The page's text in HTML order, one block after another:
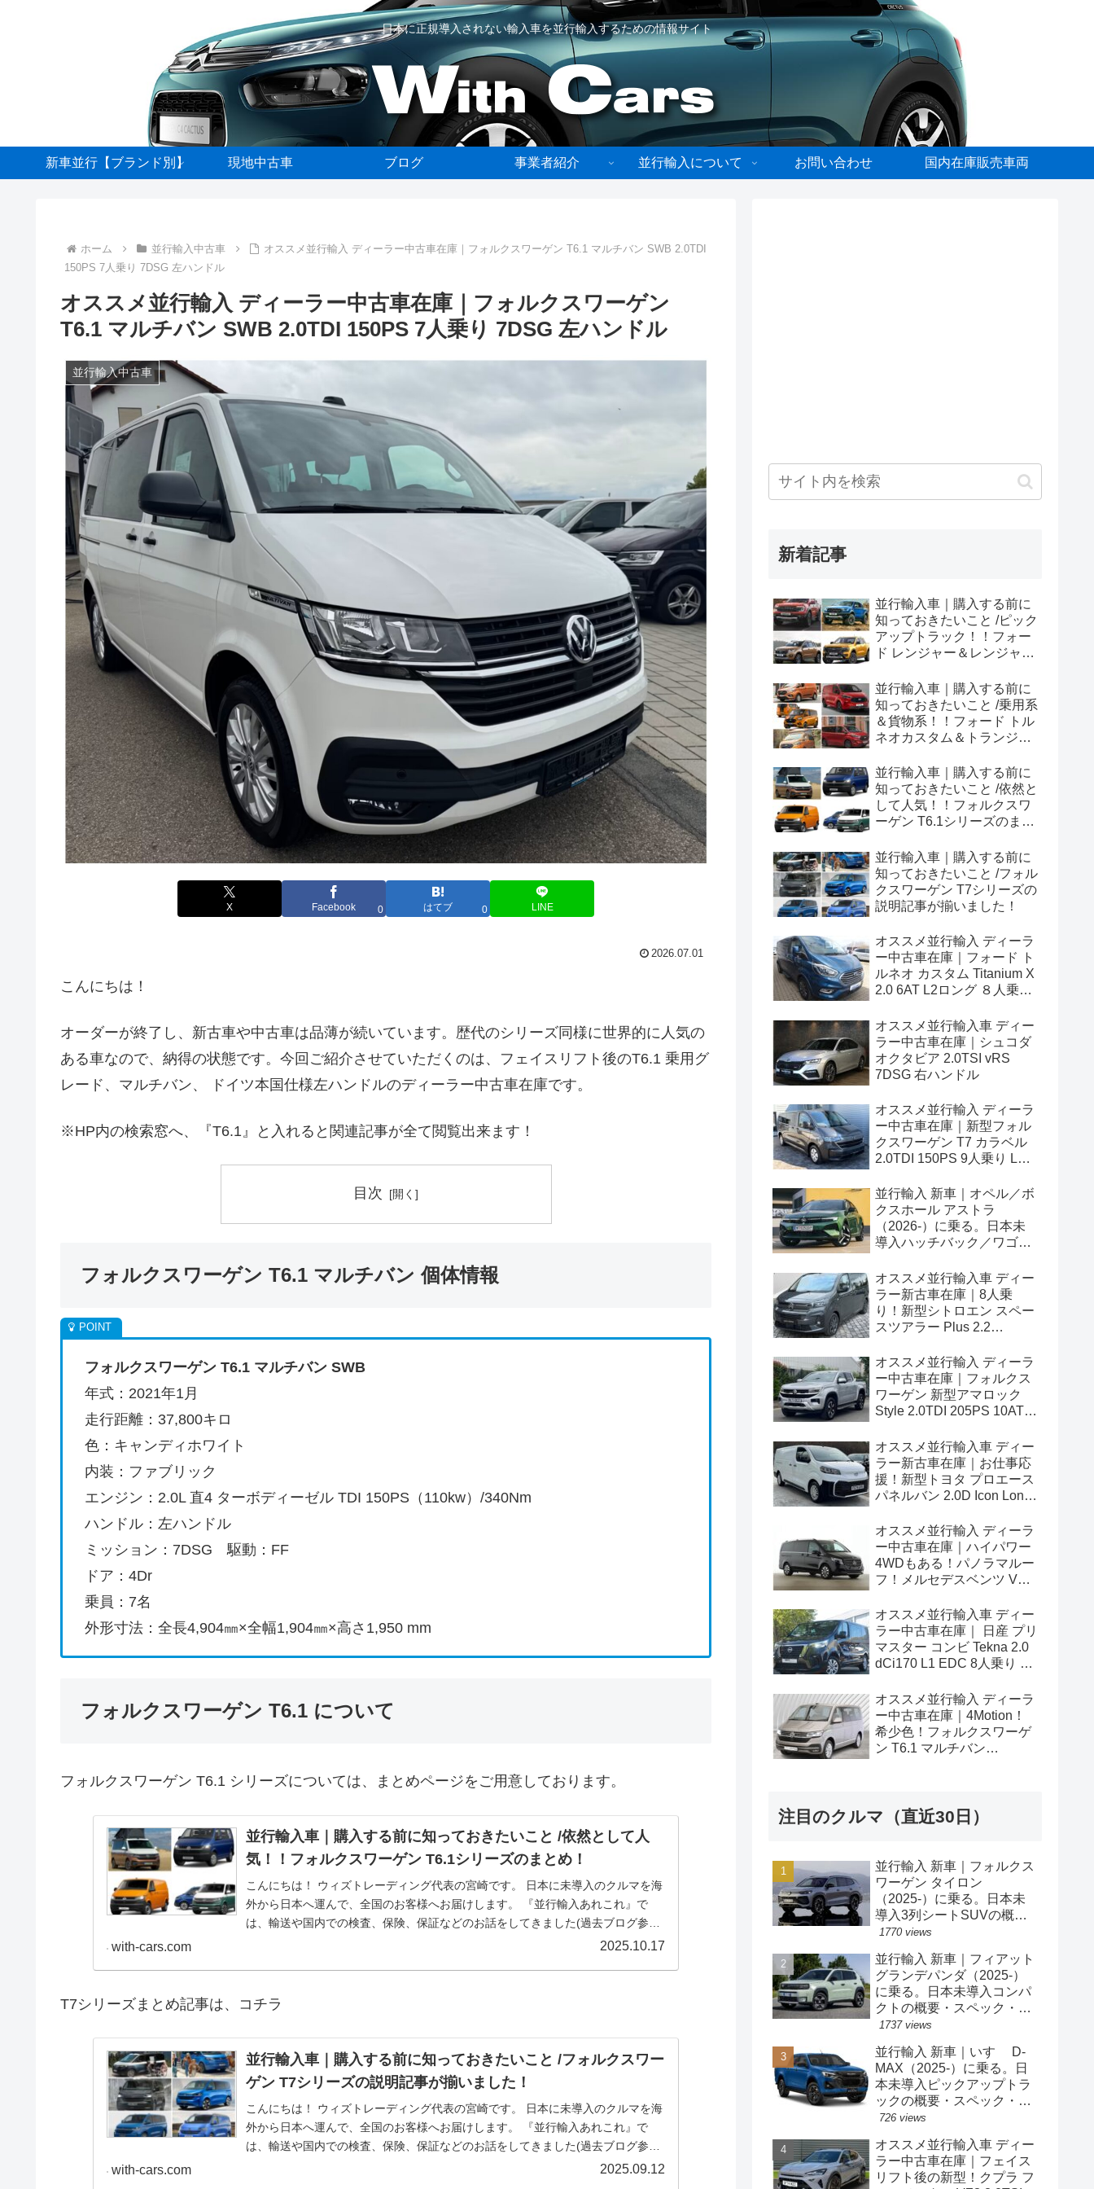
日本に正規導入されない輸入車を並行輸入するための情報サイト
新車並行【ブランド別】 現地中古車 ブログ 事業者紹介 並行輸入について お問い合わせ 国内在庫販売車両
ホーム 並行輸入中古車
オススメ並行輸入 ディーラー中古車在庫｜フォルクスワーゲン T6.1 マルチバン SWB 2.0TDI
150PS 7人乗り 7DSG 左ハンドル
オススメ並行輸入 ディーラー中古車在庫｜フォルクスワーゲン
T6.1 マルチバン SWB 2.0TDI 150PS 7人乗り 7DSG 左ハンドル
並行輸入中古車
X Facebook 0 はてブ 0 LINE
2026.07.01
こんにちは！
オーダーが終了し、新古車や中古車は品薄が続いています。歴代のシリーズ同様に世界的に人気の
ある車なので、納得の状態です。今回ご紹介させていただくのは、フェイスリフト後のT6.1 乗用グ
レード、マルチバン、 ドイツ本国仕様左ハンドルのディーラー中古車在庫です。
※HP内の検索窓へ、『T6.1』と入れると関連記事が全て閲覧出来ます！
目次
フォルクスワーゲン T6.1 マルチバン 個体情報
フォルクスワーゲン T6.1 マルチバン SWB
年式：2021年1月
走行距離：37,800キロ
色：キャンディホワイト
内装：ファブリック
エンジン：2.0L 直4 ターボディーゼル TDI 150PS（110kw）/340Nm
ハンドル：左ハンドル
ミッション：7DSG 駆動：FF
ドア：4Dr
乗員：7名
外形寸法：全長4,904㎜×全幅1,904㎜×高さ1,950 mm
フォルクスワーゲン T6.1 について
フォルクスワーゲン T6.1 シリーズについては、まとめページをご用意しております。
並行輸入車｜購入する前に知っておきたいこと /依然として人
気！！フォルクスワーゲン T6.1シリーズのまとめ！
こんにちは！ ウィズトレーディング代表の宮崎です。 日本に未導入のクルマを海
外から日本へ運んで、全国のお客様へお届けします。 『並行輸入あれこれ』で
は、輸送や国内での検査、保険、保証などのお話をしてきました(過去ブログ参
照)。今回は、並行輸入車｜購入する前に知っておきたいこと /依然として人
商用車開発の提携により生み出された一台として、市場で大きく注目されていま
根強い人気があり、ウィズトレーディングでも数多くの取り扱い実績がある一台
です。 T6の発売から長きに渡って製造販売されたT6.1シリーズ、デザイン、機
能、使い勝手と完成度の高いモデルに世界的な人気が今なお続いているのも頷け
ます。ウィズトレーディング（ウィズカーズ）でも豊富なバリエーションの殆ど
を輸入販売してまいりました。
with-cars.com 2025.10.17
T7シリーズまとめ記事は、コチラ
並行輸入車｜購入する前に知っておきたいこと /フォルクスワー
ゲン T7シリーズの説明記事が揃いました！
こんにちは！ ウィズトレーディング代表の宮崎です。 日本に未導入のクルマを海
外から日本へ運んで、全国のお客様へお届けします。 『並行輸入あれこれ』で
は、輸送や国内での検査、保険、保証などのお話をしてきました(過去ブログ参
照)。今回は、並行輸入車｜購入する前に知っておきたいこと /フォルクスワーゲ
with-cars.com 2025.09.12
新着記事
並行輸入車｜購入する前に
知っておきたいこと /ピック
アップトラック！！フォー
ド レンジャー＆レンジャー
め！
並行輸入車｜購入する前に
知っておきたいこと /乗用系
＆貨物系！！フォード トル
ネオカスタム＆トランジッ
め！
並行輸入車｜購入する前に
知っておきたいこと /依然と
して人気！！フォルクスワ
ーゲン T6.1シリーズのまと
並行輸入車｜購入する前に
知っておきたいこと /フォル
クスワーゲン T7シリーズの
説明記事が揃いました！
オススメ並行輸入 ディーラ
ー中古車在庫｜フォード ト
ルネオ カスタム Titanium X
2.0 6AT L2ロング ８人乗り
オススメ並行輸入車 ディー
ラー中古車在庫｜シュコダ
オクタビア 2.0TSI vRS
7DSG 右ハンドル
オススメ並行輸入 ディーラ
ー中古車在庫｜新型フォル
クスワーゲン T7 カラベル
2.0TDI 150PS 9人乗り LWB
並行輸入 新車｜オペル／ボ
クスホール アストラ
（2026-）に乗る。日本未
導入ハッチバック／ワゴン
情報。
オススメ並行輸入車 ディー
ラー新古車在庫｜8人乗
り！新型シトロエン スペー
スツアラー Plus 2.2
ドル
オススメ並行輸入 ディーラ
ー中古車在庫｜フォルクス
ワーゲン 新型アマロック
Style 2.0TDI 205PS 10AT
オススメ並行輸入車 ディー
ラー新古車在庫｜お仕事応
援！新型トヨタ プロエース
パネルバン 2.0D Icon Long
オススメ並行輸入 ディーラ
ー中古車在庫｜ハイパワー
4WDもある！パノラマルー
フ！メルセデスベンツ Vク
ロング 4Matic 9G-Tronic 左
ハンドル
オススメ並行輸入車 ディー
ラー中古車在庫｜ 日産 プリ
マスター コンビ Tekna 2.0
dCi170 L1 EDC 8人乗り 左
オススメ並行輸入 ディーラ
ー中古車在庫｜4Motion！
希少色！フォルクスワーゲ
ン T6.1 マルチバン
注目のクルマ（直近30日）
並行輸入 新車｜フォルクス
ワーゲン タイロン
（2025-）に乗る。日本未
導入3列シートSUVの概
要・スペック・価格の情
1770 views
並行輸入 新車｜フィアット
グランデパンダ（2025-）
に乗る。日本未導入コンパ
クトの概要・スペック・価
格の情報。
1737 views
並行輸入 新車｜いすゞ D-
MAX（2025-）に乗る。日
本未導入ピックアップトラ
ックの概要・スペック・価
格の情報。
726 views
オススメ並行輸入車 ディー
ラー中古車在庫｜フェイス
リフト後の新型！クプラ フ